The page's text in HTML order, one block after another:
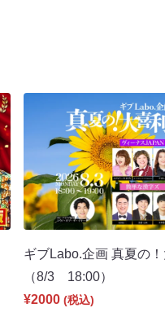
ギブLabo.企画 真夏の
（8/3 18:00）
¥2000 (税込)